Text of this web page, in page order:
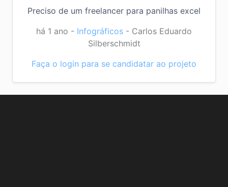
Preciso de um freelancer para panilhas excel
há 1 ano - Infográficos - Carlos Eduardo
Silberschmidt
Faça o login para se candidatar ao projeto